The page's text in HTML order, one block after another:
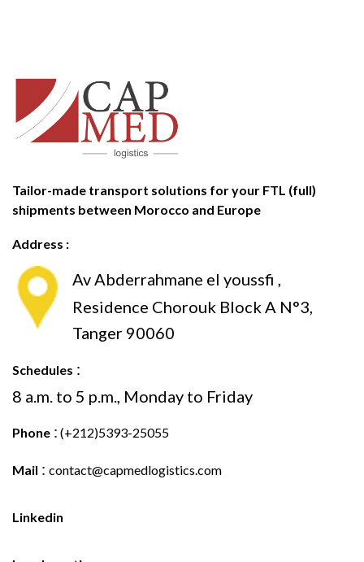
Tailor-made transport solutions for your FTL (full)
shipments between Morocco and Europe
Address :
Av Abderrahmane el youssfi ,
Residence Chorouk Block A N°3,
Tanger 90060
Schedules :
8 a.m. to 5 p.m., Monday to Friday
Phone : (+212)5393-25055
Mail : contact@capmedlogistics.com
Linkedin